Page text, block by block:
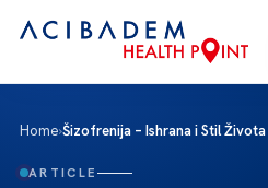
Home›Šizofrenija – Ishrana i Stil
ARTICLE